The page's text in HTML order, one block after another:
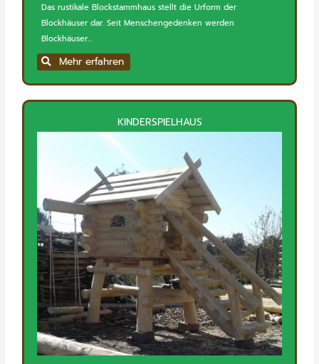
Das rustikale Blockstammhaus stellt die Urform der
Blockhäuser dar. Seit Menschengedenken werden
Blockhäuser...
Mehr erfahren
KINDERSPIELHAUS